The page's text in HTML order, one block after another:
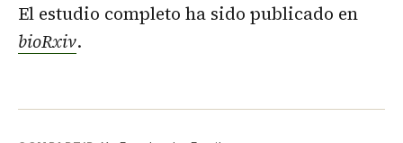
El estudio completo ha sido publicado en
bioRxiv.